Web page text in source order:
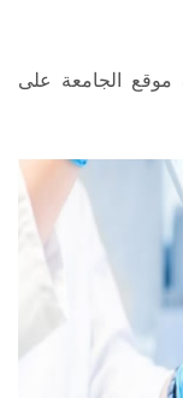
موقع الجامعة على